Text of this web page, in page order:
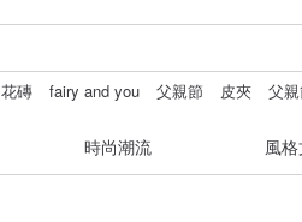
花磚 fairy and you 父親節 皮夾 父
時尚潮流 風